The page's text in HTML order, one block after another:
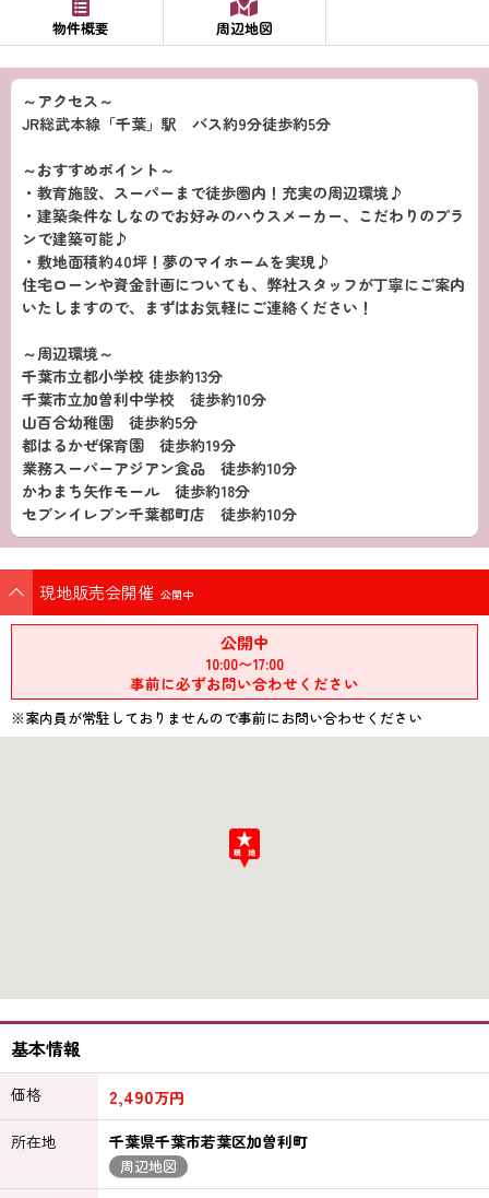
物件概要 周辺地図
～アクセス～
JR総武本線「千葉」駅 バス約9分徒歩約5分
～おすすめポイント～
・教育施設、スーパーまで徒歩圏内！充実の周辺環境♪
・建築条件なしなのでお好みのハウスメーカー、こだわりのプラ
ンで建築可能♪
・敷地面積約40坪！夢のマイホームを実現♪
住宅ローンや資金計画についても、弊社スタッフが丁寧にご案内
いたしますので、まずはお気軽にご連絡ください！
～周辺環境～
千葉市立都小学校 徒歩約13分
千葉市立加曽利中学校 徒歩約10分
山百合幼稚園 徒歩約5分
都はるかぜ保育園 徒歩約19分
業務スーパーアジアン食品 徒歩約10分
かわまち矢作モール 徒歩約18分
セブンイレブン千葉都町店 徒歩約10分
現地販売会開催 公開中
公開中
10:00〜17:00
事前に必ずお問い合わせください
※案内員が常駐しておりませんので事前にお問い合わせください
基本情報
価格 2,490万円
所在地
千葉県千葉市若葉区加曽利町
周辺地図